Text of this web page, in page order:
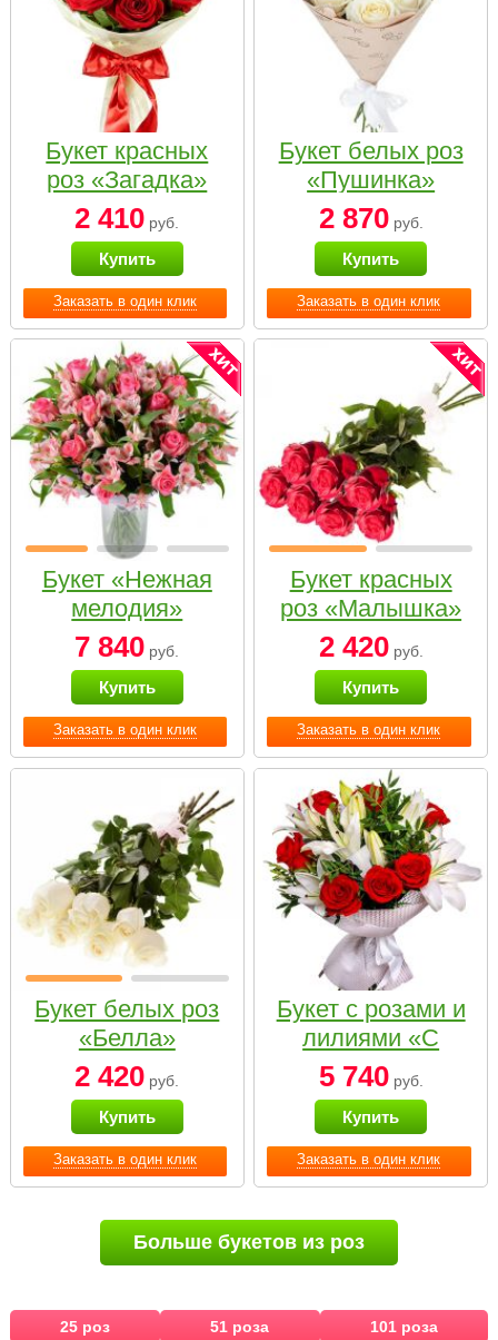
Заказать в один клик
Букет красных
роз «Загадка»
2 410 руб.
Купить
Заказать в один клик
Букет белых роз
«Пушинка»
2 870руб.
Купить
Заказать в один клик
Букет «Нежная
мелодия»
7 840 руб.
Купить
Заказать в один клик
Букет красных
роз «Малышка»
2 420руб.
Купить
Заказать в один клик
Букет белых роз
«Белла»
2 420 руб.
Купить
Заказать в один клик
Букет с розами и
лилиями «С
наилучшими
пожеланиями»
5 740руб.
Купить
Больше букетов из роз
25 роз 51 роза
101 роза